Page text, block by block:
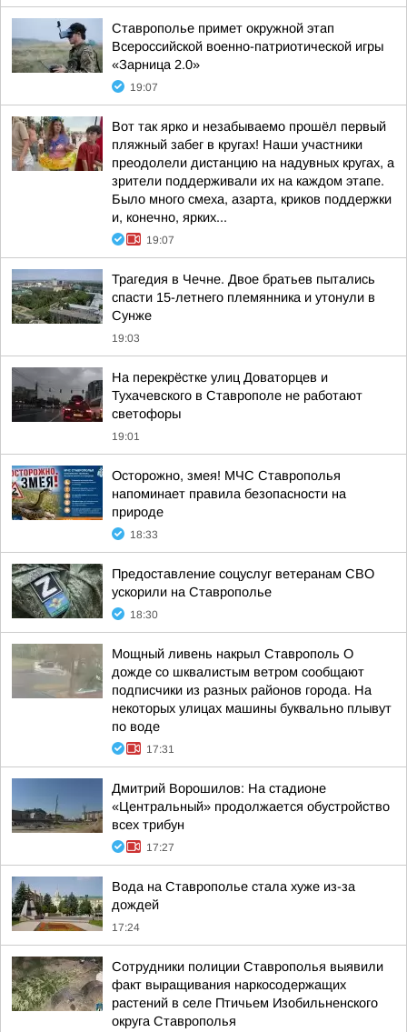
Ставрополье примет окружной этап
Всероссийской военно-патриотической игры
«Зарница 2.0»
19:07
Вот так ярко и незабываемо прошёл первый
пляжный забег в кругах! Наши участники
преодолели дистанцию на надувных кругах, а
зрители поддерживали их на каждом этапе.
Было много смеха, азарта, криков поддержки
и, конечно, ярких...
19:07
Трагедия в Чечне. Двое братьев пытались
спасти 15-летнего племянника и утонули в
Сунже
19:03
На перекрёстке улиц Доваторцев и
Тухачевского в Ставрополе не работают
светофоры
19:01
Осторожно, змея! МЧС Ставрополья
напоминает правила безопасности на
природе
18:33
Предоставление соцуслуг ветеранам СВО
ускорили на Ставрополье
18:30
Мощный ливень накрыл Ставрополь О
дожде со шквалистым ветром сообщают
подписчики из разных районов города. На
некоторых улицах машины буквально плывут
по воде
17:31
Дмитрий Ворошилов: На стадионе
«Центральный» продолжается обустройство
всех трибун
17:27
Вода на Ставрополье стала хуже из-за
дождей
17:24
Сотрудники полиции Ставрополья выявили
факт выращивания наркосодержащих
растений в селе Птичьем Изобильненского
округа Ставрополья